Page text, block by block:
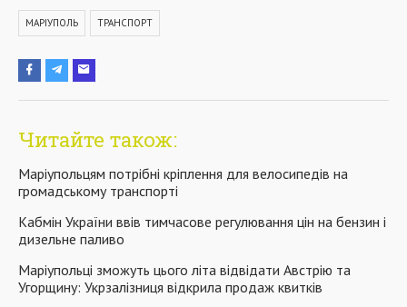
МАРІУПОЛЬ ТРАНСПОРТ
Читайте також:
Маріупольцям потрібні кріплення для велосипедів на
громадському транспорті
Кабмін України ввів тимчасове регулювання цін на бензин і
дизельне паливо
Маріупольці зможуть цього літа відвідати Австрію та
Угорщину: Укрзалізниця відкрила продаж квитків